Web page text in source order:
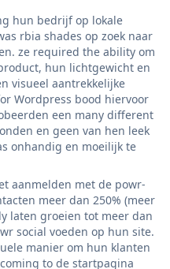
hun bedrijf op lokale
rbia shades op zoek naar
ze required the ability om
hun lichtgewicht en
visueel aantrekkelijke
Wordpress bood hiervoor
een many different
en geen van hen leek
onhandig en moeilijk te
aanmelden met de powr-
meer dan 250% (meer
laten groeien tot meer dan
social voeden op hun site.
manier om hun klanten
to de startpagina